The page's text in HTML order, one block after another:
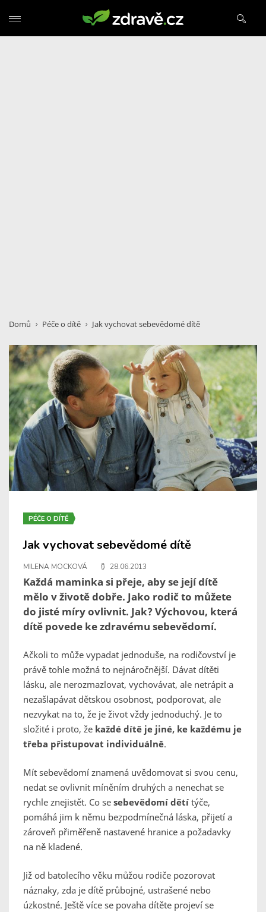
Domů Péče o dítě Jak vychovat sebevědomé dítě
PÉČE O DÍTĚ
Jak vychovat sebevědomé dítě
MILENA MOCKOVÁ 28.06.2013
Každá maminka si přeje, aby se její dítě
mělo v životě dobře. Jako rodič to můžete
do jisté míry ovlivnit. Jak? Výchovou, která
dítě povede ke zdravému sebevědomí.
Ačkoli to může vypadat jednoduše, na rodičovství je
právě tohle možná to nejnáročnější. Dávat dítěti
lásku, ale nerozmazlovat, vychovávat, ale netrápit a
nezašlapávat dětskou osobnost, podporovat, ale
nezvykat na to, že je život vždy jednoduchý. Je to
složité i proto, že každé dítě je jiné, ke každému je
třeba přistupovat individuálně.
Mít sebevědomí znamená uvědomovat si svou cenu,
nedat se ovlivnit míněním druhých a nenechat se
rychle znejistět. Co se sebevědomí dětí týče,
pomáhá jim k němu bezpodmínečná láska, přijetí a
zároveň přiměřeně nastavené hranice a požadavky
na ně kladené.
Již od batolecího věku můžou rodiče pozorovat
náznaky, zda je dítě průbojné, ustrašené nebo
úzkostné. Ještě více se povaha dítěte projeví se